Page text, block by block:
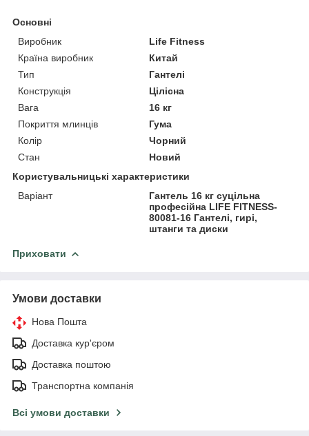
Основні
Виробник
Life Fitness
Країна виробник
Китай
Тип
Гантелі
Конструкція
Цілісна
Вага
16 кг
Покриття млинців
Гума
Колір
Чорний
Стан
Новий
Користувальницькі характеристики
Варіант
Гантель 16 кг суцільна
професійна LIFE FITNESS-
80081-16 Гантелі, гирі,
штанги та диски
Приховати
Умови доставки
Нова Пошта
Доставка кур'єром
Доставка поштою
Транспортна компанія
Всі умови доставки